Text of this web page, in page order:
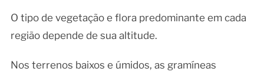
O tipo de vegetação e flora predominante em cada
região depende de sua altitude.
Nos terrenos baixos e úmidos, as gramíneas